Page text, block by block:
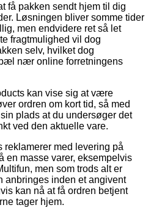
få pakken sendt hjem til dig
Løsningen bliver somme tider
men endvidere ret så let
fragtmulighed vil dog
selv, hvilket dog
nær online forretningens
kan vise sig at være
ordren om kort tid, så med
plads at du undersøger det
ved den aktuelle vare.
med levering på
en masse varer, eksempelvis
men som trods alt er
anbringes inden et angivent
kan nå at få ordren betjent
tager hjem.